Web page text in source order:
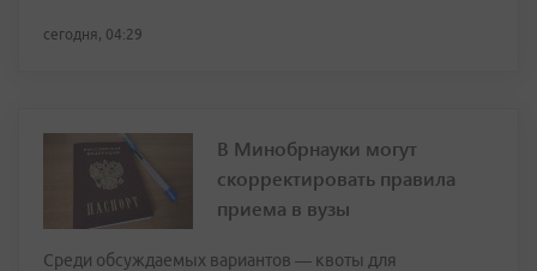
сегодня, 04:29
В Минобрнауки могут
скорректировать правила
приема в вузы
Среди обсуждаемых вариантов — квоты для